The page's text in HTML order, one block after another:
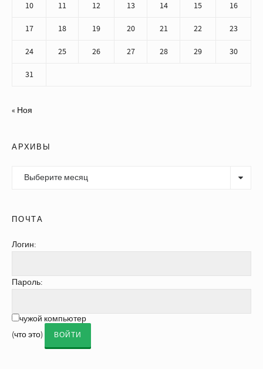
10 11 12 13 14 15 16
17 18 19 20 21 22 23
24 25 26 27 28 29 30
31
« Ноя
АРХИВЫ
ПОЧТА
Логин:
Пароль:
чужой компьютер
(что это)